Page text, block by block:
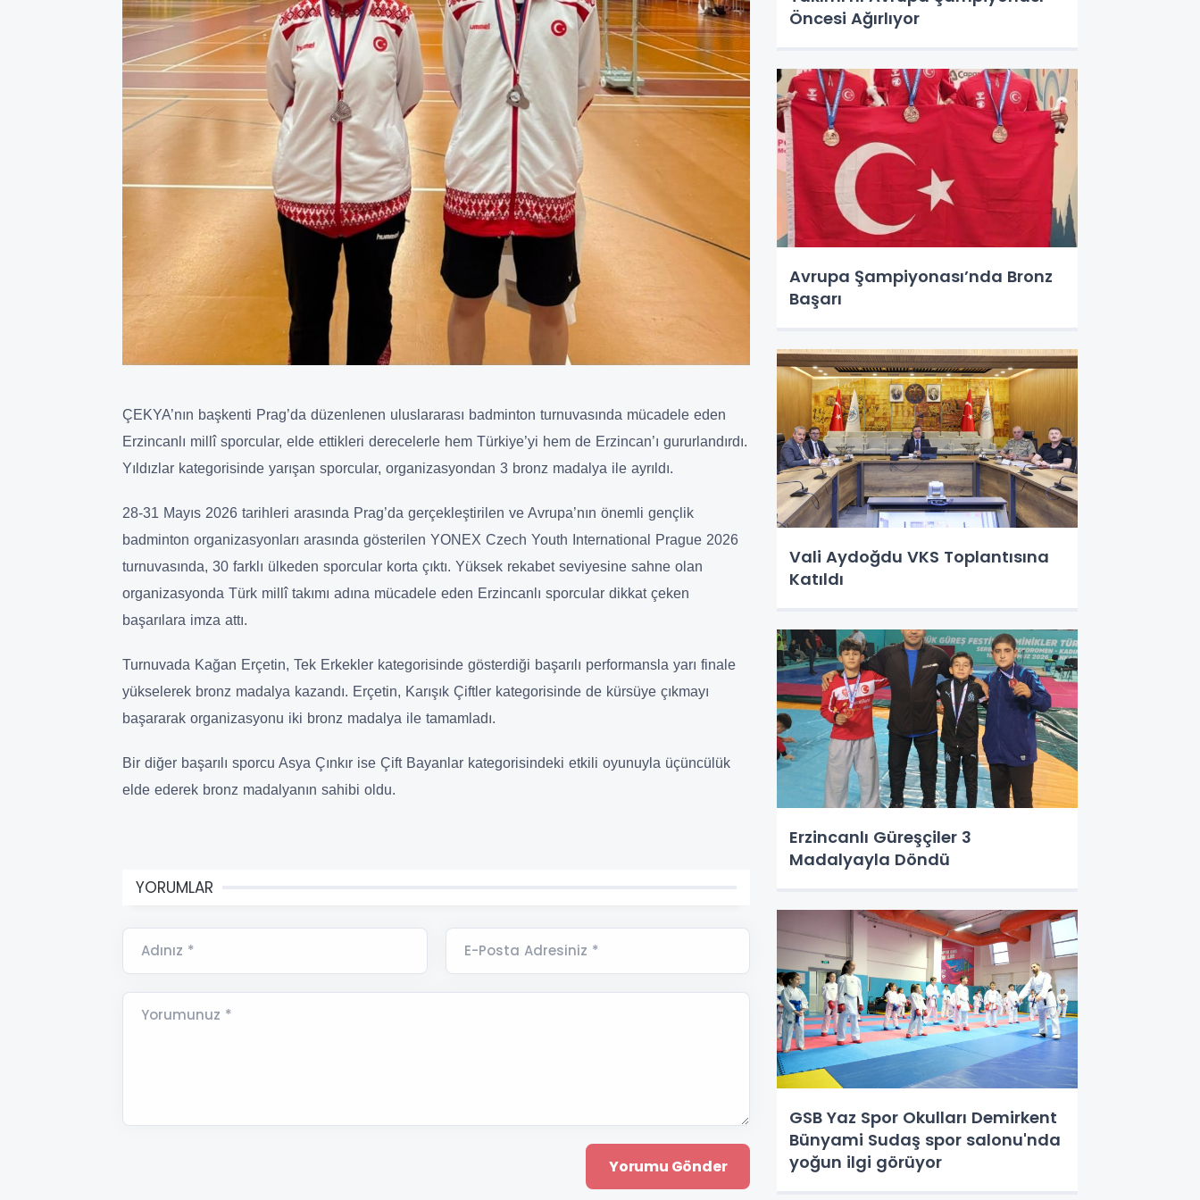
ÇEKYA’nın başkenti Prag’da düzenlenen uluslararası badminton turnuvasında mücadele eden
Erzincanlı millî sporcular, elde ettikleri derecelerle hem Türkiye’yi hem de Erzincan’ı gururlandırdı.
Yıldızlar kategorisinde yarışan sporcular, organizasyondan 3 bronz madalya ile ayrıldı.
28-31 Mayıs 2026 tarihleri arasında Prag’da gerçekleştirilen ve Avrupa’nın önemli gençlik
badminton organizasyonları arasında gösterilen YONEX Czech Youth International Prague 2026
turnuvasında, 30 farklı ülkeden sporcular korta çıktı. Yüksek rekabet seviyesine sahne olan
organizasyonda Türk millî takımı adına mücadele eden Erzincanlı sporcular dikkat çeken
başarılara imza attı.
Turnuvada Kağan Erçetin, Tek Erkekler kategorisinde gösterdiği başarılı performansla yarı finale
yükselerek bronz madalya kazandı. Erçetin, Karışık Çiftler kategorisinde de kürsüye çıkmayı
başararak organizasyonu iki bronz madalya ile tamamladı.
Bir diğer başarılı sporcu Asya Çınkır ise Çift Bayanlar kategorisindeki etkili oyunuyla üçüncülük
elde ederek bronz madalyanın sahibi oldu.
YORUMLAR
Adınız * E-Posta Adresiniz *
Yorumunuz *
Öncesi Ağırlıyor
Avrupa Şampiyonası’nda Bronz
Başarı
Vali Aydoğdu VKS Toplantısına
Katıldı
Erzincanlı Güreşçiler 3
Madalyayla Döndü
GSB Yaz Spor Okulları Demirkent
Bünyami Sudaş spor salonu'nda
yoğun ilgi görüyor